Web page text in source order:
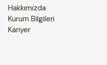
Hakkımızda
Kurum Bilgileri
Kariyer